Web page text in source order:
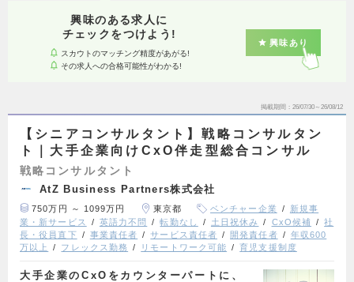
興味のある求人に
チェックをつけよう!
スカウトのマッチング精度があがる!
その求人への合格可能性がわかる!
興味あり
掲載期間 26/07/30～26/08/12
【シニアコンサルタント】戦略コンサルタン
ト｜大手企業向けCxO伴走型総合コンサル
戦略コンサルタント
AtZ Business Partners株式会社
750万円 ～ 1099万円 東京都 ベンチャー企業
新規事
業・新サービス
英語力不問 転勤なし 土日祝休み CxO候補
社
長・役員直下
事業責任者 サービス責任者 開発責任者
年収600
万以上
フレックス勤務 リモートワーク可能 育児支援制度
大手企業のCxOをカウンターパートに、